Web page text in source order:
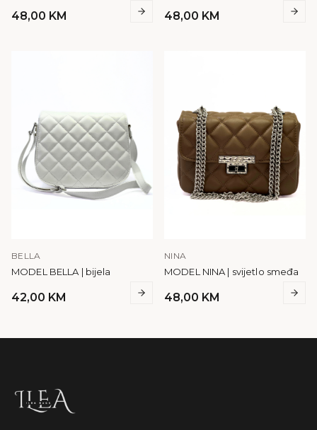
48,00 KM 48,00 KM
BELLA
MODEL BELLA | bijela
42,00 KM
NINA
MODEL NINA | svijetlo smeđa
48,00 KM